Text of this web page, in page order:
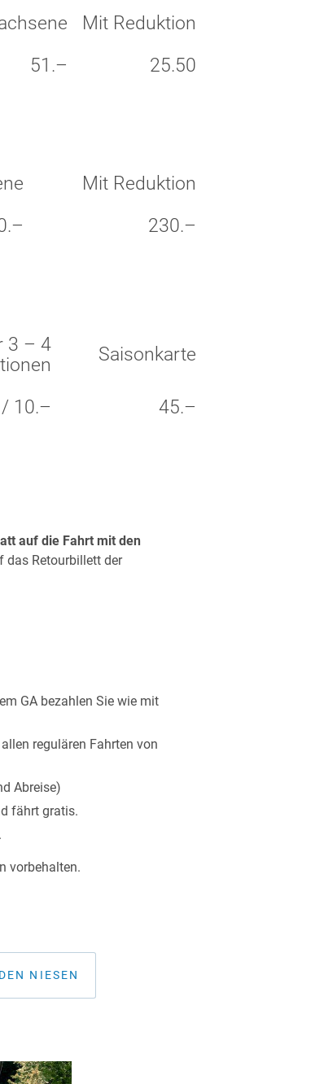
Mit Reduktion
51.– 25.50
Mit Reduktion
230.–
3 – 4
Saisonkarte
10.– 45.–
auf die Fahrt mit den
das Retourbillett der
GA bezahlen Sie wie mit
regulären Fahrten von
Abreise)
fährt gratis.
vorbehalten.
NIESEN